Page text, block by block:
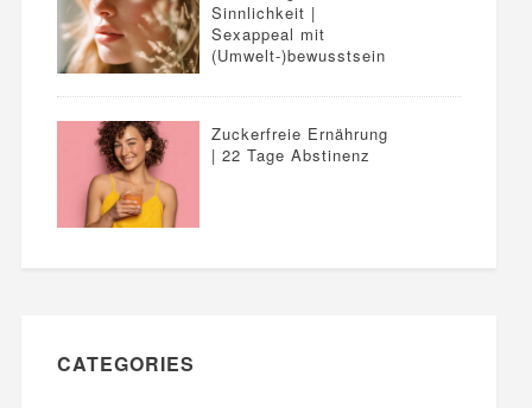
Sinnlichkeit |
Sexappeal mit
(Umwelt-)bewusstsein
Zuckerfreie Ernährung
| 22 Tage Abstinenz
CATEGORIES